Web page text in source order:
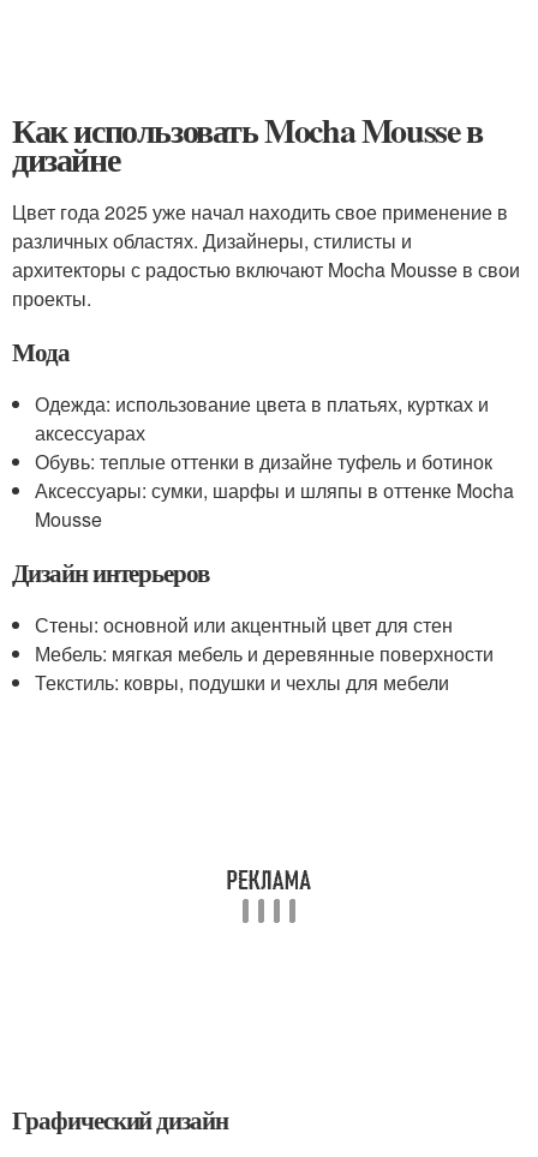
Как использовать Mocha Mousse в
дизайне
Цвет года 2025 уже начал находить свое применение в
различных областях. Дизайнеры, стилисты и
архитекторы с радостью включают Mocha Mousse в свои
проекты.
Мода
Одежда: использование цвета в платьях, куртках и
аксессуарах
Обувь: теплые оттенки в дизайне туфель и ботинок
Аксессуары: сумки, шарфы и шляпы в оттенке Mocha
Mousse
Дизайн интерьеров
Стены: основной или акцентный цвет для стен
Мебель: мягкая мебель и деревянные поверхности
Текстиль: ковры, подушки и чехлы для мебели
Графический дизайн